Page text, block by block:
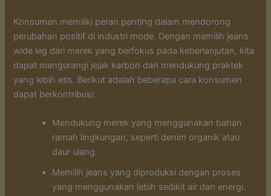
Konsumen memiliki peran penting dalam mendorong
perubahan positif di industri mode. Dengan memilih jeans
wide leg dari merek yang berfokus pada keberlanjutan, kita
dapat mengurangi jejak karbon dan mendukung praktek
yang lebih etis. Berikut adalah beberapa cara konsumen
dapat berkontribusi:
Mendukung merek yang menggunakan bahan
ramah lingkungan, seperti denim organik atau
daur ulang.
Memilih jeans yang diproduksi dengan proses
yang menggunakan lebih sedikit air dan energi.